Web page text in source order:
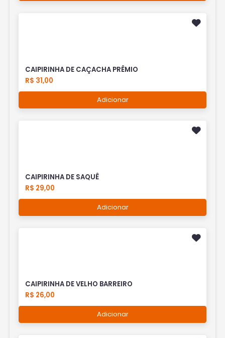
CAIPIRINHA DE CAÇACHA PRÊMIO
R$ 31,00
Adicionar
CAIPIRINHA DE SAQUÊ
R$ 29,00
Adicionar
CAIPIRINHA DE VELHO BARREIRO
R$ 26,00
Adicionar